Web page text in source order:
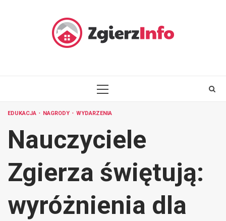
PRIMARY
EDUKACJA NAGRODY WYDARZENIA
Nauczyciele
Zgierza świętują:
wyróżnienia dla